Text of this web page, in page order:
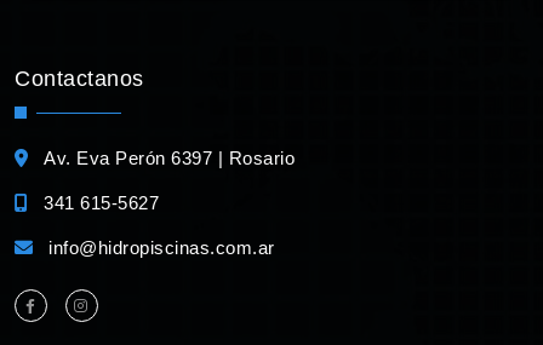
Contactanos
Av. Eva Perón 6397 | Rosario
341 615-5627
info@hidropiscinas.com.ar